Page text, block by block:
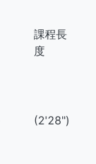
課程長
度
(2'28")